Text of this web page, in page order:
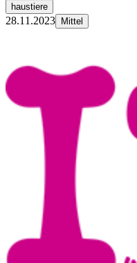
haustiere
28.11.2023 Mittel